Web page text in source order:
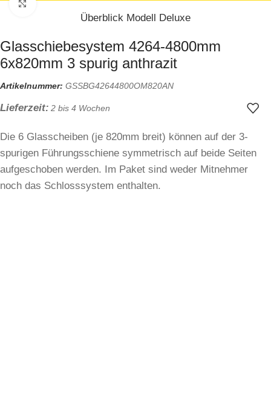
Zum Vergrößern klicken
Überblick Modell Deluxe
Glasschiebesystem 4264-4800mm
6x820mm 3 spurig anthrazit
Artikelnummer: GSSBG42644800OM820AN
Lieferzeit: 2 bis 4 Wochen
Die 6 Glasscheiben (je 820mm breit) können auf der 3-
spurigen Führungsschiene symmetrisch auf beide Seiten
aufgeschoben werden. Im Paket sind weder Mitnehmer
noch das Schlosssystem enthalten.